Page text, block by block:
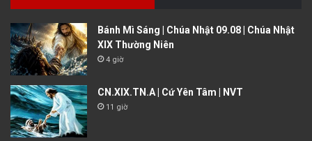
Bánh Mì Sáng | Chúa Nhật 09.08 | Chúa Nhật
XIX Thường Niên
4 giờ
CN.XIX.TN.A | Cứ Yên Tâm | NVT
11 giờ